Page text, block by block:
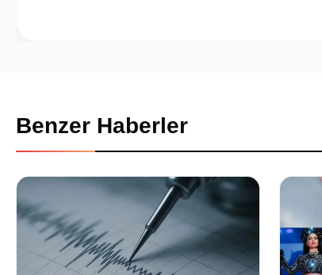
Benzer Haberler